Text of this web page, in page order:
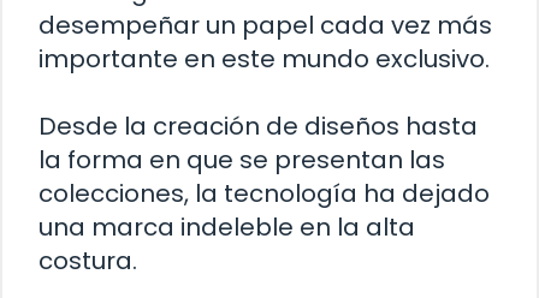
desempeñar un papel cada vez más
importante en este mundo exclusivo.
Desde la creación de diseños hasta
la forma en que se presentan las
colecciones, la tecnología ha dejado
una marca indeleble en la alta
costura.